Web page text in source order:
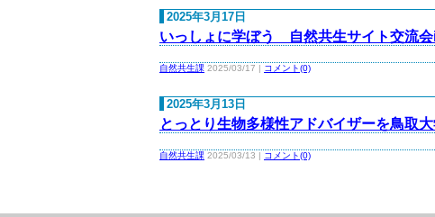
2025年3月17日
いっしょに学ぼう 自然共生サイト交流会
自然共生課 2025/03/17 | コメント(0)
2025年3月13日
とっとり生物多様性アドバイザーを鳥取
自然共生課 2025/03/13 | コメント(0)